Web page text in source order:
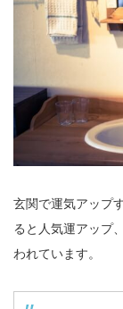
玄関で運気アップ
ると人気運アップ
われています。